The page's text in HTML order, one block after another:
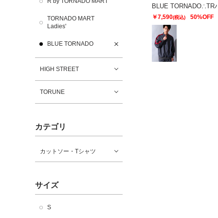
TORNADO MART
Ladies'
BLUE TORNADO
HIGH STREET
TORUNE
カテゴリ
カットソー・Tシャツ
サイズ
S
￥7,590(税込) 50%OFF